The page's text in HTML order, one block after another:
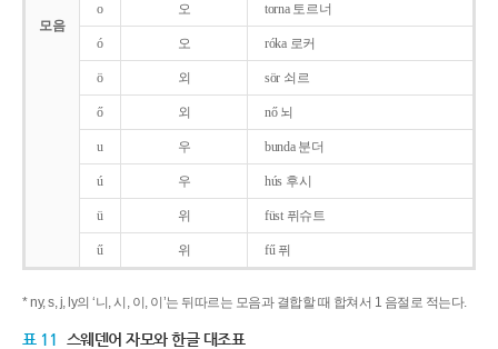
모음
o 오 torna 토르너
ó 오 róka 로커
ö 외 sör 쇠르
ő 외 nő 뇌
u 우 bunda 분더
ú 우 hús 후시
ü 위 füst 퓌슈트
ű 위 fű 퓌
* ny, s, j, ly의 ‘니, 시, 이, 이’는 뒤따르는 모음과 결합할 때 합쳐서 1 음절로 적는다.
표 11 스웨덴어 자모와 한글 대조표